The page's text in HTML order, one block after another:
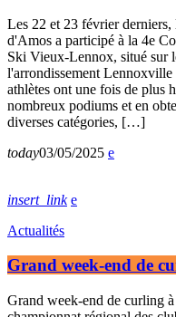
Les 22 et 23 février
d'Amos a participé à la 4e
Ski Vieux-Lennox, situé sur
l'arrondissement
athlètes ont une fois de plus
nombreux podiums et en
diverses catégories, […]
today03/05/2025
insert_link
Actualités
Grand week-end de
Grand week-end de curling